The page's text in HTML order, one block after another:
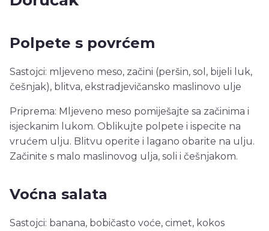
Polpete s povrćem
Sastojci: mljeveno meso, začini (peršin, sol, bijeli luk,
češnjak), blitva, ekstradjevičansko maslinovo ulje
Priprema: Mljeveno meso pomiješajte sa začinima i
isjeckanim lukom. Oblikujte polpete i ispecite na
vrućem ulju. Blitvu operite i lagano obarite na ulju.
Začinite s malo maslinovog ulja, soli i češnjakom.
Voćna salata
Sastojci: banana, bobičasto voće, cimet, kokos